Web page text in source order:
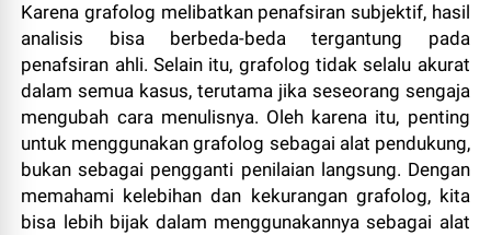
Karena grafolog melibatkan penafsiran subjektif, hasil
analisis bisa berbeda-beda tergantung pada
penafsiran ahli. Selain itu, grafolog tidak selalu akurat
dalam semua kasus, terutama jika seseorang sengaja
mengubah cara menulisnya. Oleh karena itu, penting
untuk menggunakan grafolog sebagai alat pendukung,
bukan sebagai pengganti penilaian langsung. Dengan
memahami kelebihan dan kekurangan grafolog, kita
bisa lebih bijak dalam menggunakannya sebagai alat